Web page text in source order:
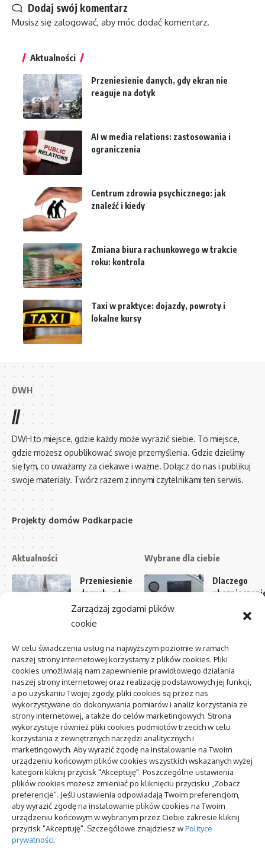
Zarządzaj zgodami plików
cookie
W celu świadczenia usług na najwyższym poziomie w ramach
naszej strony internetowej korzystamy z plików cookies. Pliki
cookies umożliwiają nam zapewnienie prawidłowego działania
naszej strony internetowej oraz realizację podstawowych jej funkcji,
a po uzyskaniu Twojej zgody, pliki cookies są przez nas
wykorzystywane do dokonywania pomiarów i analiz korzystania ze
strony internetowej, a także do celów marketingowych. Strona
wykorzystuje również pliki cookies podmiotów trzecich w celu
korzystania z zewnętrznych narzędzi analitycznych i
marketingowych. Aby wyrazić zgodę na instalowanie na Twoim
urządzeniu końcowym plików cookies wszystkich wskazanych wyżej
kategorii kliknij przycisk "Akceptuję". Poszczególne ustawienia
plików cookies możesz zmieniać po kliknięciu przycisku „Zobacz
preferencje”. Jeśli ustawienia odpowiadają Twoim preferencjom,
aby wyrazić zgodę na instalowanie plików cookies na Twoim
urządzeniu końcowym w wybranym przez Ciebie zakresie kliknij
przycisk "Akceptuję". Szczegółowe znajdziesz wPolityce
prywatności.
Dodaj swój komentarz
Musisz się zalogować, aby móc dodać komentarz.
Aktualności
Przeniesienie danych, gdy ekran nie
reaguje na dotyk
AI w media relations: zastosowania i
ograniczenia
Centrum zdrowia psychicznego: jak
znaleźć i kiedy
Zmiana biura rachunkowego w trakcie
roku: kontrola
Taxi w praktyce: dojazdy, powroty i
lokalne kursy
DWH
//
DWH to miejsce, gdzie każdy może wyrazić siebie. To miejsce,
gdzie możesz opublikować swoje przemyślenia. Gdzie dzielimy
się tym, co uważamy za ciekawe i ważne. Dołącz do nas i publikuj
swoje materiały. Twórz razem z innymi czytelnikami ten serwis.
Projekty domów Podkarpacie
Aktualności
Przeniesienie
danych, gdy
ekran nie
reaguje na
AI w media
relations:
zastosowania
i
ograniczenia
Centrum
zdrowia
psychicznego:
jak znaleźć i
kiedy
pozycjonowanie lokalne
Wybrane dla ciebie
Dlaczego
samochodów
rodzaje
Podstawowe
zakładaniu
ogrodu